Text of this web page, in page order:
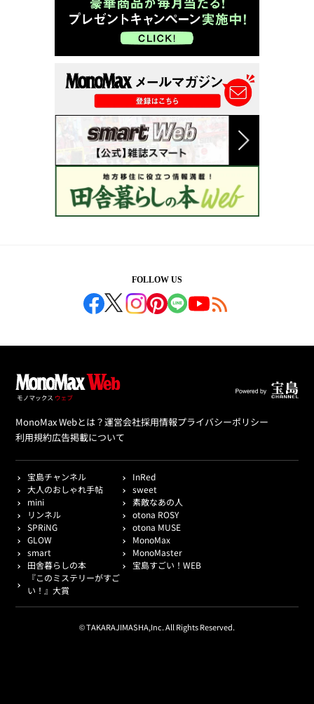
FOLLOW US
MonoMax Webとは？運営会社採用情報プライバシーポリシー
利用規約広告掲載について
宝島チャンネル
InRed
大人のおしゃれ手帖
sweet
mini
素敵なあの人
リンネル
otona ROSY
SPRiNG
otona MUSE
GLOW
MonoMax
smart
MonoMaster
田舎暮らしの本
宝島すごい！WEB
『このミステリーがすご
い！』大賞
© TAKARAJIMASHA,Inc. All Rights Reserved.